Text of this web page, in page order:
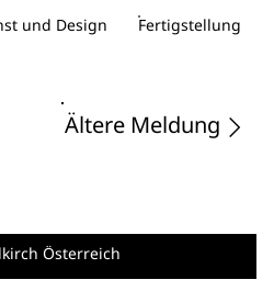
und Design Fertigstellung
Ältere Meldung
Österreich